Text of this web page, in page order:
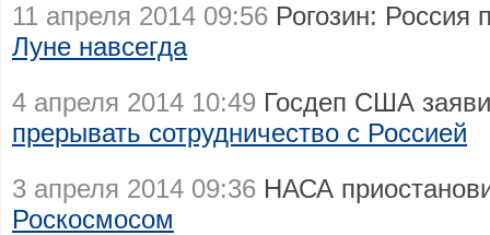
11 апреля 2014 09:56 Рогозин: Россия
Луне навсегда
4 апреля 2014 10:49 Госдеп США
прерывать сотрудничество с Россией
3 апреля 2014 09:36 НАСА
Роскосмосом